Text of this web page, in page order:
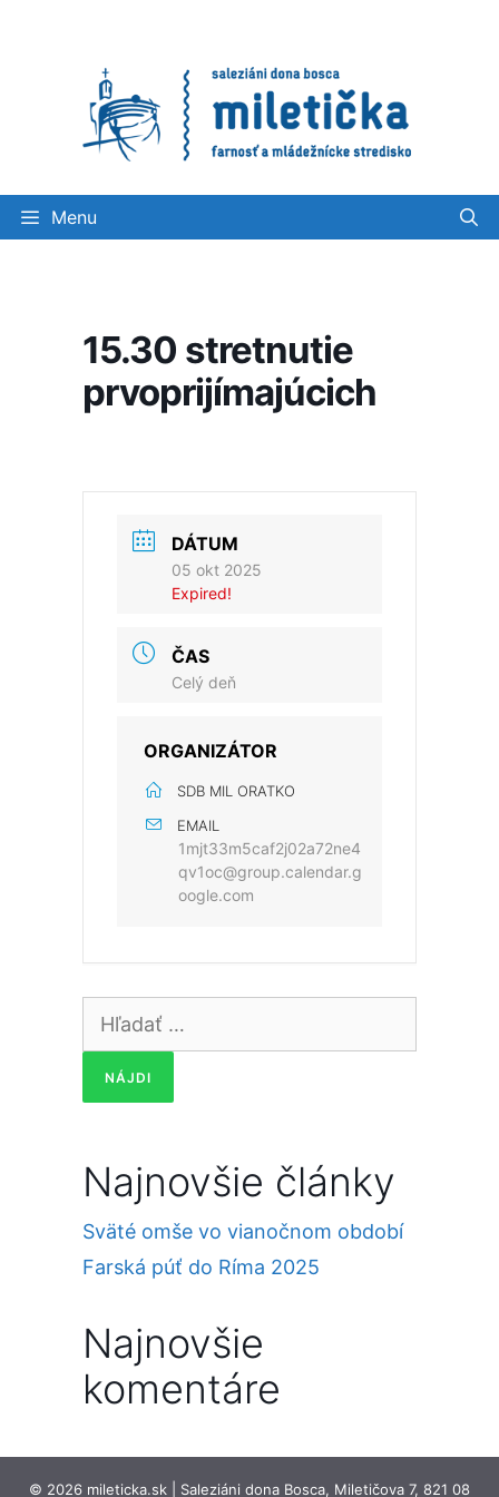
Menu
15.30 stretnutie
prvoprijímajúcich
DÁTUM
05 okt 2025
Expired!
ČAS
Celý deň
ORGANIZÁTOR
SDB MIL ORATKO
EMAIL
1mjt33m5caf2j02a72ne4
qv1oc@group.calendar.g
oogle.com
Hľadať:
Najnovšie články
Sväté omše vo vianočnom období
Farská púť do Ríma 2025
Najnovšie
komentáre
© 2026 mileticka.sk | Saleziáni dona Bosca, Miletičova 7, 821 08